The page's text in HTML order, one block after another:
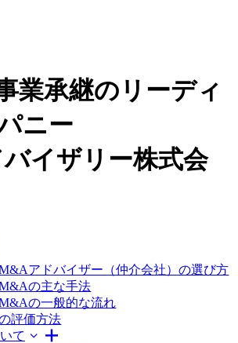
業承継のリーディ
ニー
イザリー株式会
アドバイザー（仲介会社）の選び方
の主な手法
の一般的な流れ
評価方法
て